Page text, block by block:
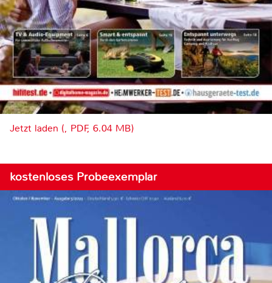
Jetzt laden (, PDF, 6.04 MB)
kostenloses Probeexemplar